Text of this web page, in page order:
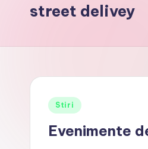
e
s
s
urbane
street delivey
Posted
Stiri
Evenimente